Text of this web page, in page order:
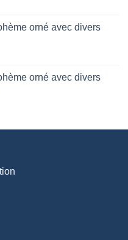
orné avec divers
orné avec divers